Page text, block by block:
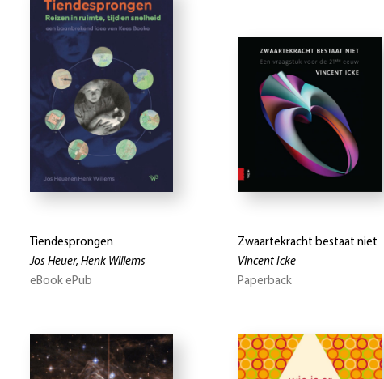
Tiendesprongen
Jos Heuer, Henk Willems
eBook ePub
Zwaartekracht bestaat niet
Vincent Icke
Paperback